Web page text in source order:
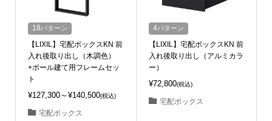
18パターン
【LIXIL】宅配ボックスKN 前
入れ後取り出し（木調色）
+ポール建て用フレームセッ
ト
¥127,300～¥140,500(税込)
宅配ボックス
4パターン
【LIXIL】宅配ボックスKN 前
入れ後取り出し（アルミカラ
ー）
¥72,800(税込)
宅配ボックス